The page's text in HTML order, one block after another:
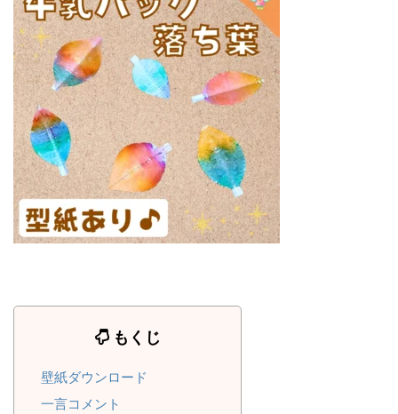
もくじ
壁紙ダウンロード
一言コメント